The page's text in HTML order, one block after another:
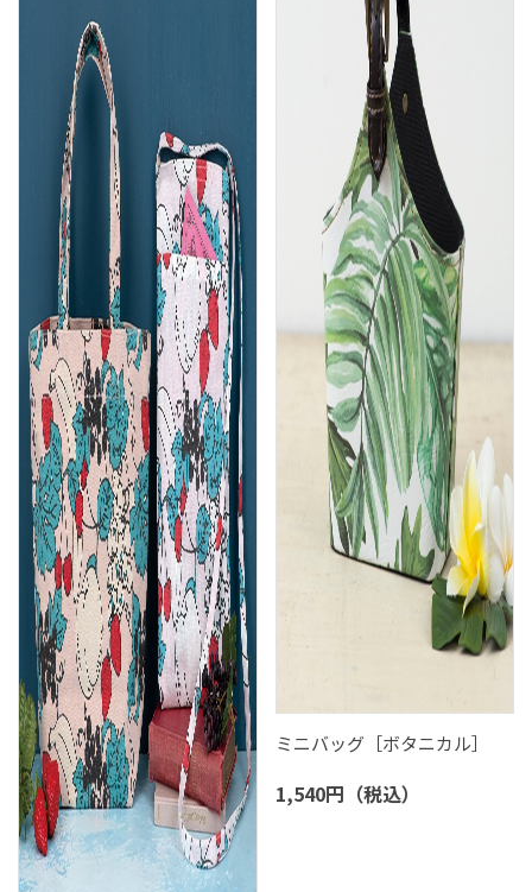
ミニバッグ［ボタニカル］
1,540円（税込）